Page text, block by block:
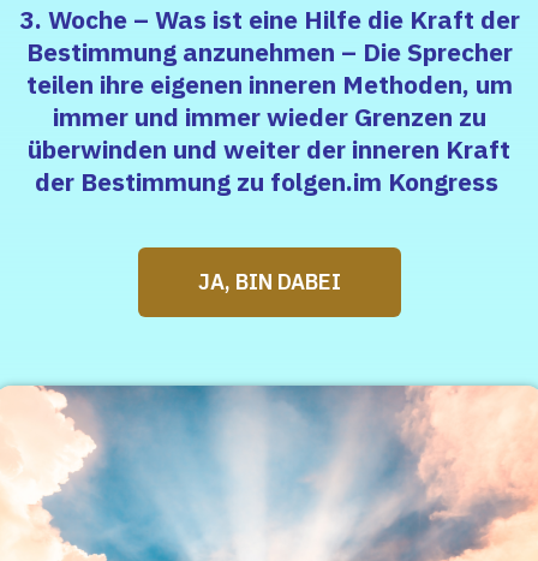
3. Woche – Was ist eine Hilfe die Kraft der
Bestimmung anzunehmen – Die Sprecher
teilen ihre eigenen inneren Methoden, um
immer und immer wieder Grenzen zu
überwinden und weiter der inneren Kraft
der Bestimmung zu folgen.im Kongress
JA, BIN DABEI